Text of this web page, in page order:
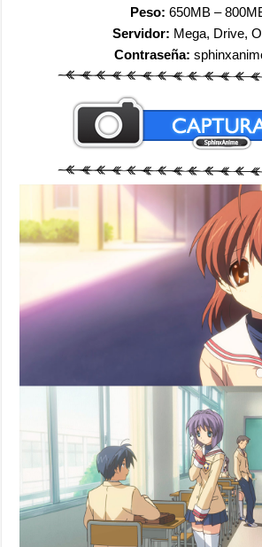
Peso: 650MB –
Servidor: Mega, Drive,
Contraseña: